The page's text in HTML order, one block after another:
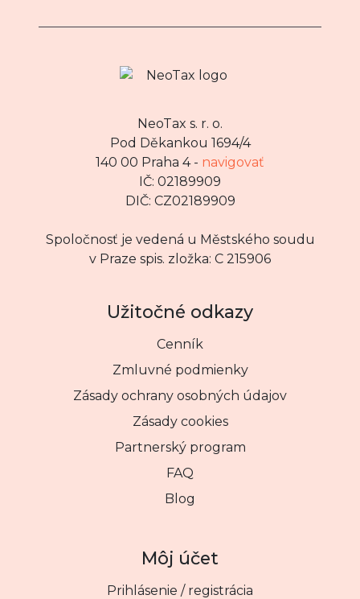
NeoTax s. r. o.
Pod Děkankou 1694/4
140 00 Praha 4 - navigovať
IČ: 02189909
DIČ: CZ02189909
Spoločnosť je vedená u Městského soudu
v Praze spis. zložka: C 215906
Užitočné odkazy
Cenník
Zmluvné podmienky
Zásady ochrany osobných údajov
Zásady cookies
Partnerský program
FAQ
Blog
Môj účet
Prihlásenie / registrácia